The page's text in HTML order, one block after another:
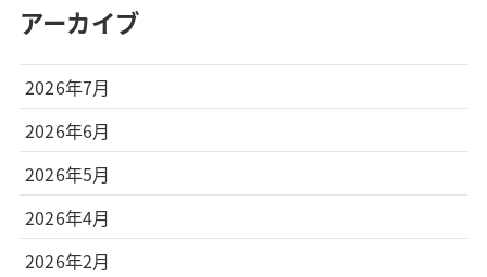
アーカイブ
2026年7月
2026年6月
2026年5月
2026年4月
2026年2月